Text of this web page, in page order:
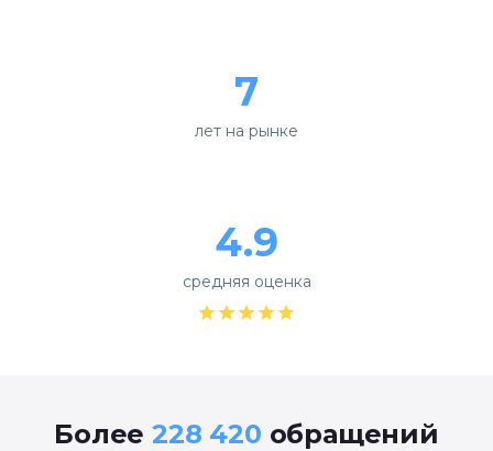
7
лет на рынке
4.9
средняя оценка
Более228 420 обращений